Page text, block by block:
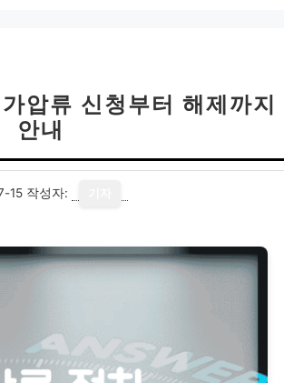
압류 신청부터 해제까지
안내
15 작성자: